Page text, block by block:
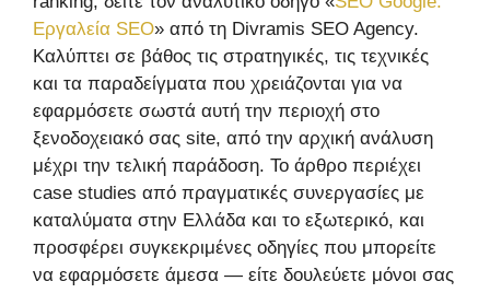
Εργαλεία SEO» από τη Divramis SEO Agency.
Καλύπτει σε βάθος τις στρατηγικές, τις τεχνικές
και τα παραδείγματα που χρειάζονται για να
εφαρμόσετε σωστά αυτή την περιοχή στο
ξενοδοχειακό σας site, από την αρχική ανάλυση
μέχρι την τελική παράδοση. Το άρθρο περιέχει
case studies από πραγματικές συνεργασίες με
καταλύματα στην Ελλάδα και το εξωτερικό, και
προσφέρει συγκεκριμένες οδηγίες που μπορείτε
να εφαρμόσετε άμεσα — είτε δουλεύετε μόνοι σας